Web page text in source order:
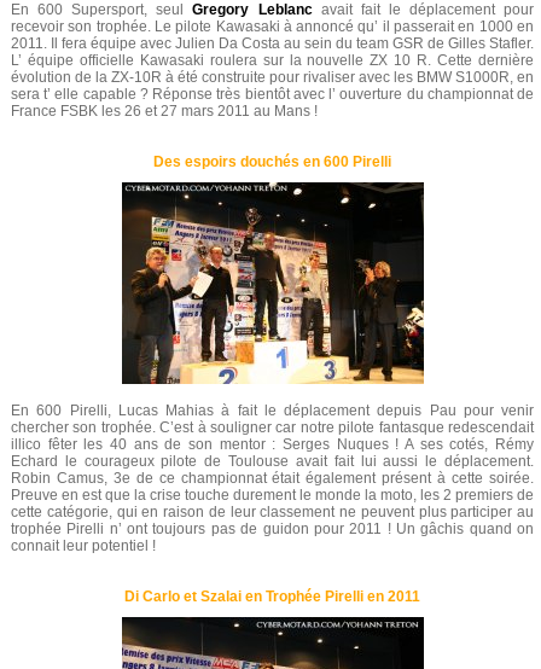
En 600 Supersport, seulGregory Leblancavait fait le déplacement pour
recevoir son trophée. Le pilote Kawasaki à annoncé qu’ il passerait en 1000 en
2011. Il fera équipe avec Julien Da Costa au sein du team GSR de Gilles Stafler.
L’ équipe officielle Kawasaki roulera sur la nouvelle ZX 10 R. Cette dernière
évolution de la ZX-10R à été construite pour rivaliser avec les BMW S1000R, en
sera t’ elle capable ? Réponse très bientôt avec l’ ouverture du championnat de
France FSBK les 26 et 27 mars 2011 au Mans !
Des espoirs douchés en 600 Pirelli
En 600 Pirelli, Lucas Mahias à fait le déplacement depuis Pau pour venir
chercher son trophée. C’est à souligner car notre pilote fantasque redescendait
illico fêter les 40 ans de son mentor : Serges Nuques ! A ses cotés, Rémy
Echard le courageux pilote de Toulouse avait fait lui aussi le déplacement.
Robin Camus, 3e de ce championnat était également présent à cette soirée.
Preuve en est que la crise touche durement le monde la moto, les 2 premiers de
cette catégorie, qui en raison de leur classement ne peuvent plus participer au
trophée Pirelli n’ ont toujours pas de guidon pour 2011 ! Un gâchis quand on
connait leur potentiel !
Di Carlo et Szalai en Trophée Pirelli en 2011